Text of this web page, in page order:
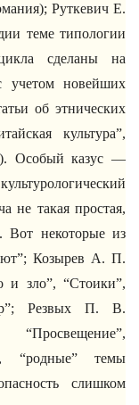
Руткевич Е.
теме типологии
сделаны на
учетом новейших
об этнических
культура”,
Особый казус —
не такая простая,
Вот некоторые из
Козырев А. П.
и зло”, “Стоики”,
Резвых П. В.
“родные” темы
слишком